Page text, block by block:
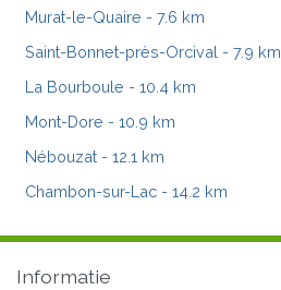
Murat-le-Quaire - 7.6 km
Saint-Bonnet-près-Orcival - 7.9 km
La Bourboule - 10.4 km
Mont-Dore - 10.9 km
Nébouzat - 12.1 km
Chambon-sur-Lac - 14.2 km
Informatie